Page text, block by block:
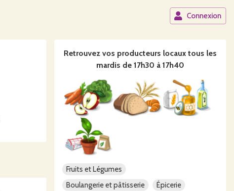
Connexion
Retrouvez vos producteurs locaux tous les
mardis de 17h30 à 17h40
Fruits et Légumes
Boulangerie et pâtisserie
Épicerie